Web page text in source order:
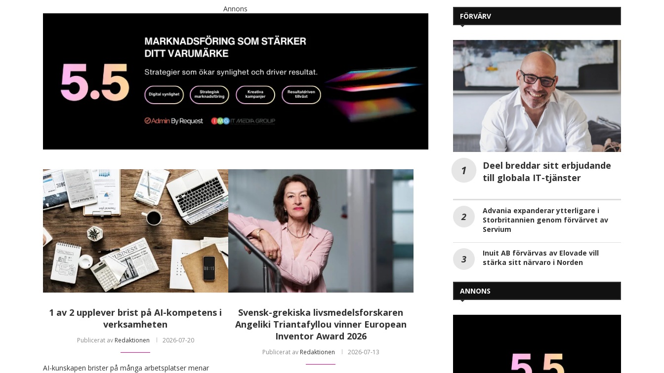
Annons
1 av 2 upplever brist på AI-kompetens i
verksamheten
Publicerat av Redaktionen 2026-07-20
AI-kunskapen brister på många arbetsplatser menar
Svensk-grekiska livsmedelsforskaren
Angeliki Triantafyllou vinner European
Inventor Award 2026
Publicerat av Redaktionen 2026-07-13
FÖRVÄRV
Deel breddar sitt erbjudande
till globala IT-tjänster
Advania expanderar ytterligare i
Storbritannien genom förvärvet av
Servium
Inuit AB förvärvas av Elovade vill
stärka sitt närvaro i Norden
ANNONS